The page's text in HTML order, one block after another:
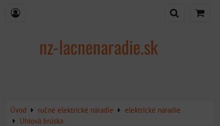
nz-lacnenaradie.sk
Úvod ručné elektrické náradie
elektrické náradie
Uhlová brúska